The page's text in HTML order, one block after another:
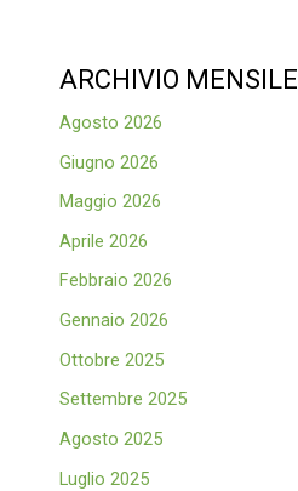
ARCHIVIO MENSILE
Agosto 2026
Giugno 2026
Maggio 2026
Aprile 2026
Febbraio 2026
Gennaio 2026
Ottobre 2025
Settembre 2025
Agosto 2025
Luglio 2025